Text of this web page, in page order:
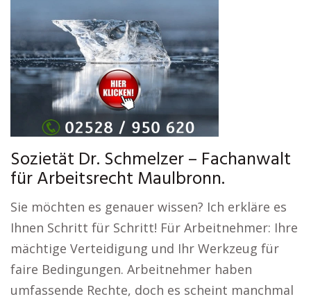
Sozietät Dr. Schmelzer – Fachanwalt
für Arbeitsrecht Maulbronn.
Sie möchten es genauer wissen? Ich erkläre es
Ihnen Schritt für Schritt! Für Arbeitnehmer: Ihre
mächtige Verteidigung und Ihr Werkzeug für
faire Bedingungen. Arbeitnehmer haben
umfassende Rechte, doch es scheint manchmal